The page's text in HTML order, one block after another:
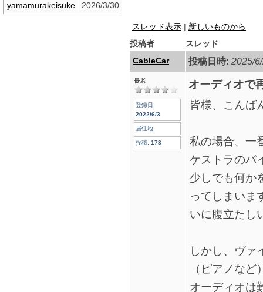
スレッド表示 | 新しいものから
投稿者
スレッド
CableCar
投稿日時: 2025/
長老
登録日:
2022/6/3
居住地:
投稿: 173
オーディオで
皆様、こんば
私の場合、一
ケストラのバ
少しでも何か
ってしまいま
いに腹立たし
しかし、ヴァ
（ピアノな
オーディオは
yamamurakeisuke
2026/3/30